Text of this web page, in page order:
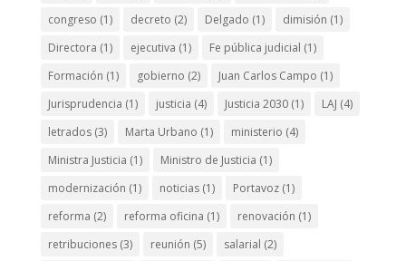
congreso (1) decreto (2) Delgado (1) dimisión (1)
Directora (1) ejecutiva (1) Fe pública judicial (1)
Formación (1) gobierno (2) Juan Carlos Campo (1)
Jurisprudencia (1) justicia (4) Justicia 2030(1) LAJ (4)
letrados(3) Marta Urbano (1) ministerio (4)
Ministra Justicia (1) Ministro de Justicia (1)
modernización (1) noticias(1) Portavoz(1)
reforma (2) reforma oficina (1) renovación (1)
retribuciones(3) reunión (5) salarial (2)